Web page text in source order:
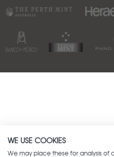
WE USE COOKIES
We may place these for analysis of